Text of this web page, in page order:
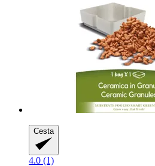
Cesta
4.0 (1)